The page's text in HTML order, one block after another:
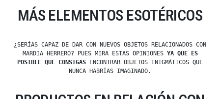
MÁS ELEMENTOS ESOTÉRICOS
¿SERÍAS CAPAZ DE DAR CON NUEVOS OBJETOS RELACIONADOS CON
MARDIA HERRERO? PUES MIRA ESTAS OPINIONES YA QUE ES
POSIBLE QUE CONSIGAS ENCONTRAR OBJETOS ENIGMÁTICOS QUE
NUNCA HABRÍAS IMAGINADO.